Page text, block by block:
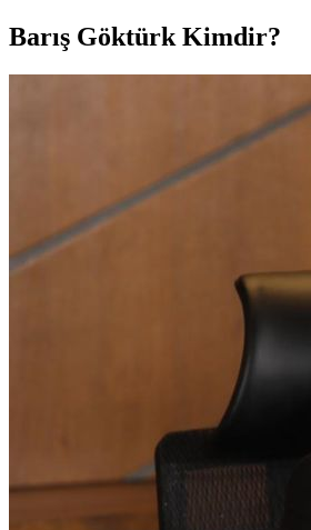
Barış Göktürk Kimdir?